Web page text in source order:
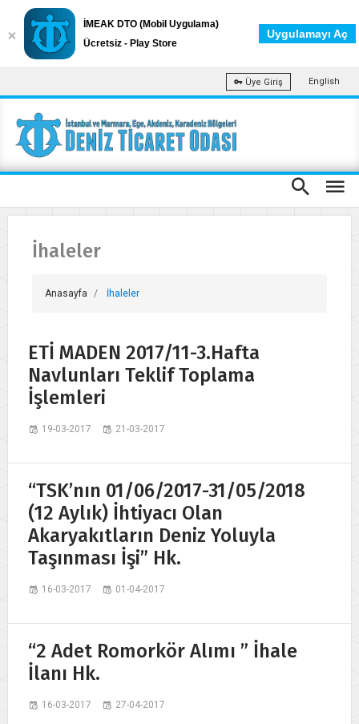
Üye Giriş English
İhaleler
Anasayfa İhaleler
ETİ MADEN 2017/11-3.Hafta
Navlunları Teklif Toplama
İşlemleri
19-03-2017 21-03-2017
“TSK’nın 01/06/2017-31/05/2018
(12 Aylık) İhtiyacı Olan
Akaryakıtların Deniz Yoluyla
Taşınması İşi” Hk.
16-03-2017 01-04-2017
“2 Adet Romorkör Alımı ” İhale
İlanı Hk.
16-03-2017 27-04-2017
İMEAK DTO (Mobil Uygulama)
Ücretsiz - Play Store
Uygulamayı Aç